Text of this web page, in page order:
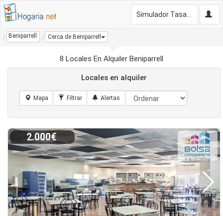
Beniparrell Cerca de Beniparrell
8 Locales En Alquiler Beniparrell
Locales en alquiler
2.000€